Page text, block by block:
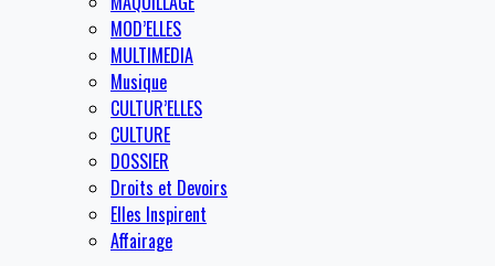
MOD’ELLES
MULTIMEDIA
Musique
CULTUR’ELLES
CULTURE
DOSSIER
Droits et Devoirs
Elles Inspirent
Affairage